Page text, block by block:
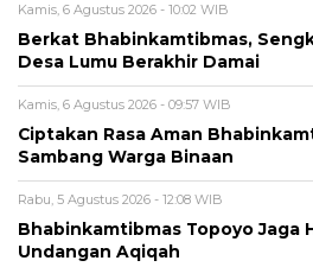
Kamis, 6 Agustus 2026 - 10:02 WIB
Berkat Bhabinkamtibmas,
Desa Lumu Berakhir Damai
Kamis, 6 Agustus 2026 - 09:57 WIB
Ciptakan Rasa Aman
Sambang Warga Binaan
Rabu, 5 Agustus 2026 - 12:08 WIB
Bhabinkamtibmas Topoyo Jaga
Undangan Aqiqah